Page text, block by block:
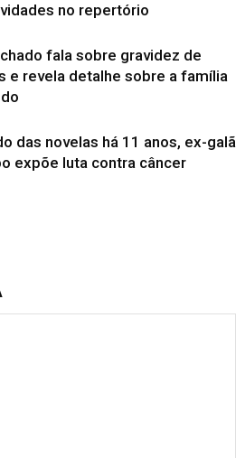
no repertório
fala sobre gravidez de
e revela detalhe sobre a família
das novelas há 11 anos, ex-galã
expõe luta contra câncer